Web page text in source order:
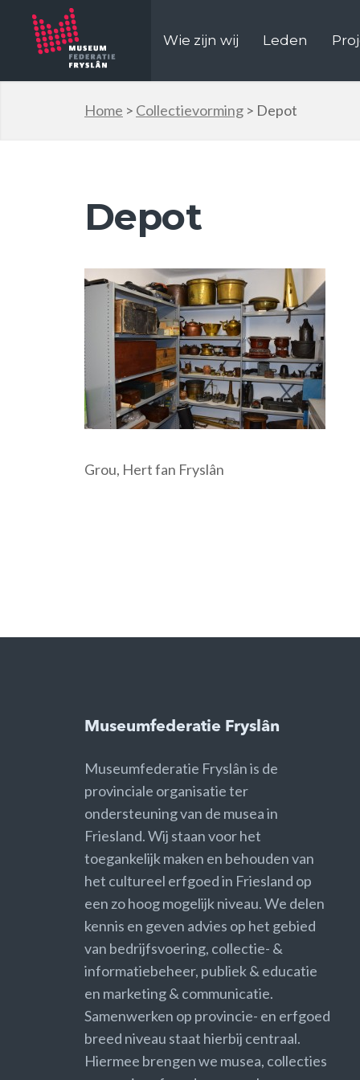
Wie zijn wij Leden
Home > Collectievorming > Depot
Depot
Grou, Hert fan Fryslân
Museumfederatie Fryslân
Museumfederatie Fryslân is de
provinciale organisatie ter
ondersteuning van de musea in
Friesland. Wij staan voor het
toegankelijk maken en behouden van
het cultureel erfgoed in Friesland op
een zo hoog mogelijk niveau. We delen
kennis en geven advies op het gebied
van bedrijfsvoering, collectie- &
informatiebeheer, publiek & educatie
en marketing & communicatie.
Samenwerken op provincie- en erfgoed
breed niveau staat hierbij centraal.
Hiermee brengen we musea, collecties